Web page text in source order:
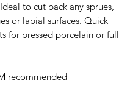
to cut back any sprues,
or labial surfaces. Quick
for pressed porcelain or full
recommended